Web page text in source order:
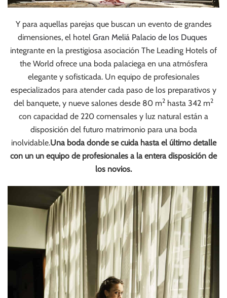
Y para aquellas parejas que buscan un evento de grandes
dimensiones, el hotel Gran Meliá Palacio de los Duques
integrante en la prestigiosa asociación The Leading Hotels of
the World ofrece una boda palaciega en una atmósfera
elegante y sofisticada. Un equipo de profesionales
especializados para atender cada paso de los preparativos y
del banquete, y nueve salones desde 80 m2 hasta 342 m2
con capacidad de 220 comensales y luz natural están a
disposición del futuro matrimonio para una boda
inolvidable.Una boda donde se cuida hasta el último detalle
con un un equipo de profesionales a la entera disposición de
los novios.